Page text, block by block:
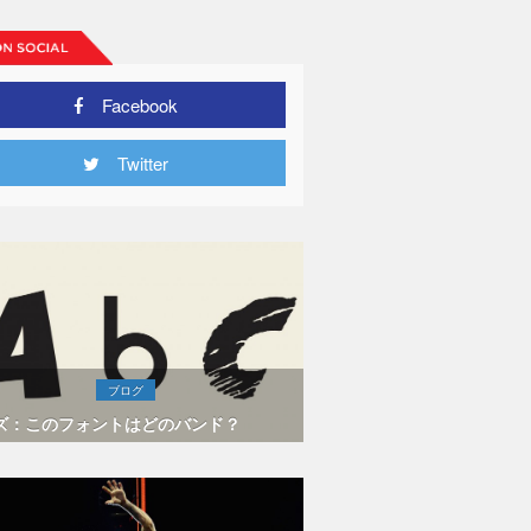
Facebook
Twitter
ブログ
：このフォントはどのバンド？